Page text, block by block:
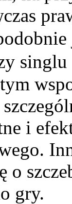
i
o
gry.